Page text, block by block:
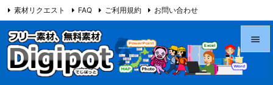

素材リクエスト FAQ ご利用規約 お問い合わせ
当サイト（Digipot.net）について